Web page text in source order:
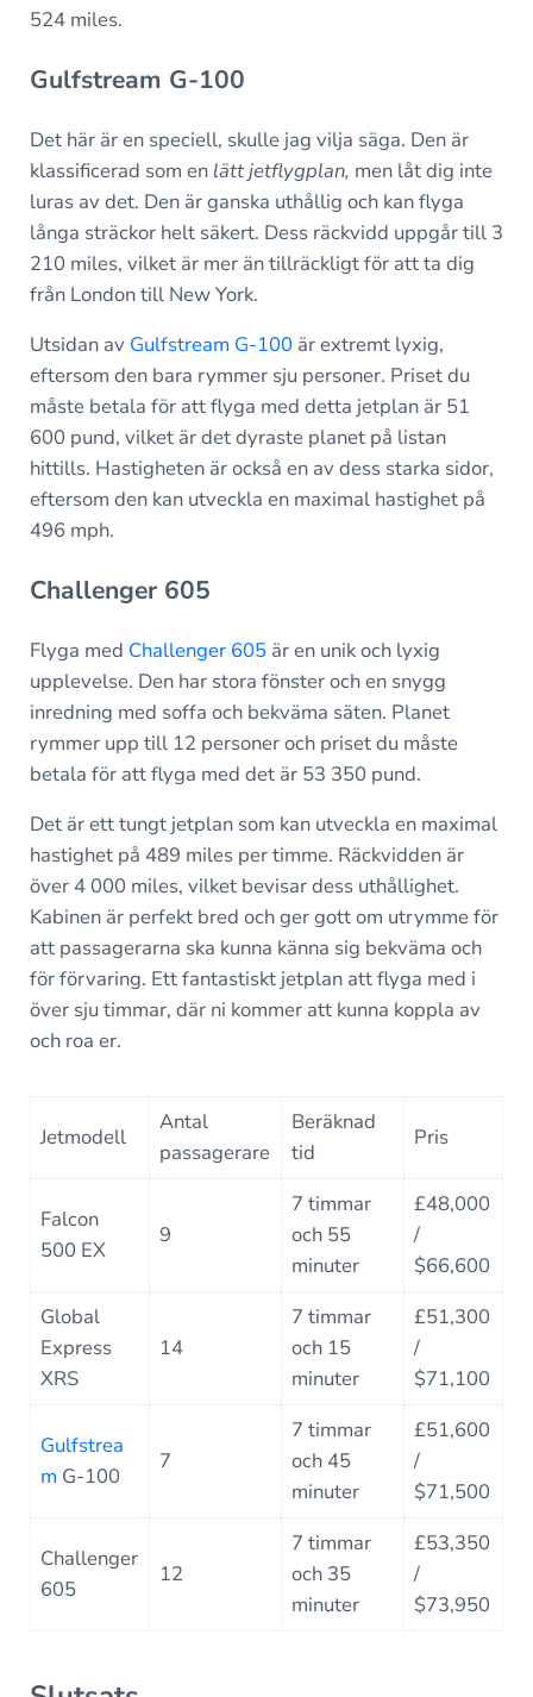
524 miles.
Gulfstream G-100
Det här är en speciell, skulle jag vilja säga. Den är
klassificerad som en lätt jetflygplan, men låt dig inte
luras av det. Den är ganska uthållig och kan flyga
långa sträckor helt säkert. Dess räckvidd uppgår till 3
210 miles, vilket är mer än tillräckligt för att ta dig
från London till New York.
Utsidan av Gulfstream G-100 är extremt lyxig,
eftersom den bara rymmer sju personer. Priset du
måste betala för att flyga med detta jetplan är 51
600 pund, vilket är det dyraste planet på listan
hittills. Hastigheten är också en av dess starka sidor,
eftersom den kan utveckla en maximal hastighet på
496 mph.
Challenger 605
Flyga med Challenger 605är en unik och lyxig
upplevelse. Den har stora fönster och en snygg
inredning med soffa och bekväma säten. Planet
rymmer upp till 12 personer och priset du måste
betala för att flyga med det är 53 350 pund.
Det är ett tungt jetplan som kan utveckla en maximal
hastighet på 489 miles per timme. Räckvidden är
över 4 000 miles, vilket bevisar dess uthållighet.
Kabinen är perfekt bred och ger gott om utrymme för
att passagerarna ska kunna känna sig bekväma och
för förvaring. Ett fantastiskt jetplan att flyga med i
över sju timmar, där ni kommer att kunna koppla av
och roa er.
Jetmodell
Antal
passagerare
Beräknad
tid
Pris
Falcon
500 EX
9
7 timmar
och 55
minuter
£48,000
/
$66,600
Global
Express
XRS
14
7 timmar
och 15
minuter
£51,300
/
$71,100
Gulfstrea
m G-100
7
7 timmar
och 45
minuter
£51,600
/
$71,500
Challenger
605
12
7 timmar
och 35
minuter
£53,350
/
$73,950